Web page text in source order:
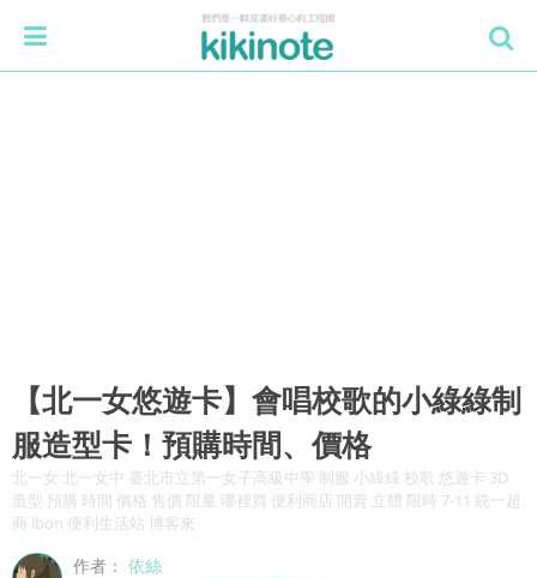
【北一女悠遊卡】會唱校歌的小綠綠制
服造型卡！預購時間、價格
北一女 北一女中 臺北市立第一女子高級中學 制服 小綠綠 校歌 悠遊卡 3D
造型 預購 時間 價格 售價 限量 哪裡買 便利商店 開賣 立體 限時 7-11 統一超
商 ibon 便利生活站 博客來
作者：依絲